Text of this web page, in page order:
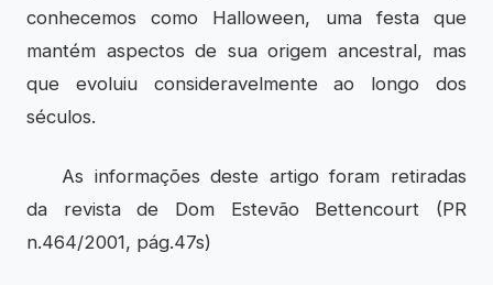
conhecemos como Halloween, uma festa que
mantém aspectos de sua origem ancestral, mas
que evoluiu consideravelmente ao longo dos
séculos.
As informações deste artigo foram retiradas
da revista de Dom Estevão Bettencourt (PR
n.464/2001, pág.47s)